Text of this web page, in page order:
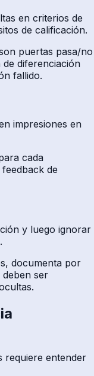
en criterios de
de calificación.
puertas pasa/no
de diferenciación
fallido.
impresiones en
cada
de
y luego ignorar
documenta por
deben ser
requiere entender